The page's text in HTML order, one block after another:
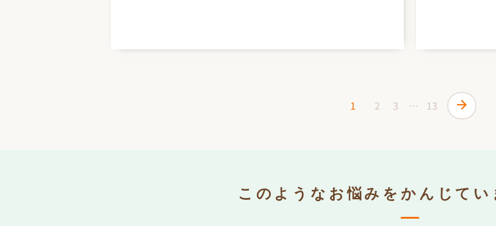
1 2 3 … 13
このようなお悩みをかんじてい